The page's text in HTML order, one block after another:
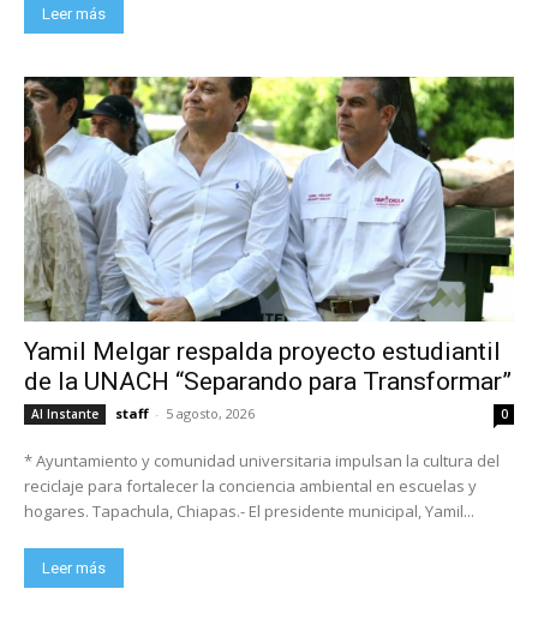
Leer más
Yamil Melgar respalda proyecto estudiantil
de la UNACH “Separando para Transformar”
Al Instante staff - 5 agosto, 2026 0
* Ayuntamiento y comunidad universitaria impulsan la cultura del
reciclaje para fortalecer la conciencia ambiental en escuelas y
hogares. Tapachula, Chiapas.- El presidente municipal, Yamil...
Leer más